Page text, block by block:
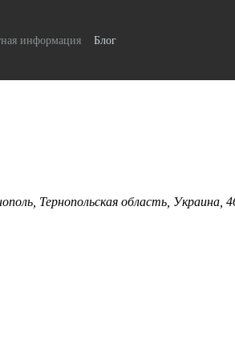
информация Блог
Тернопольская область, Украина,